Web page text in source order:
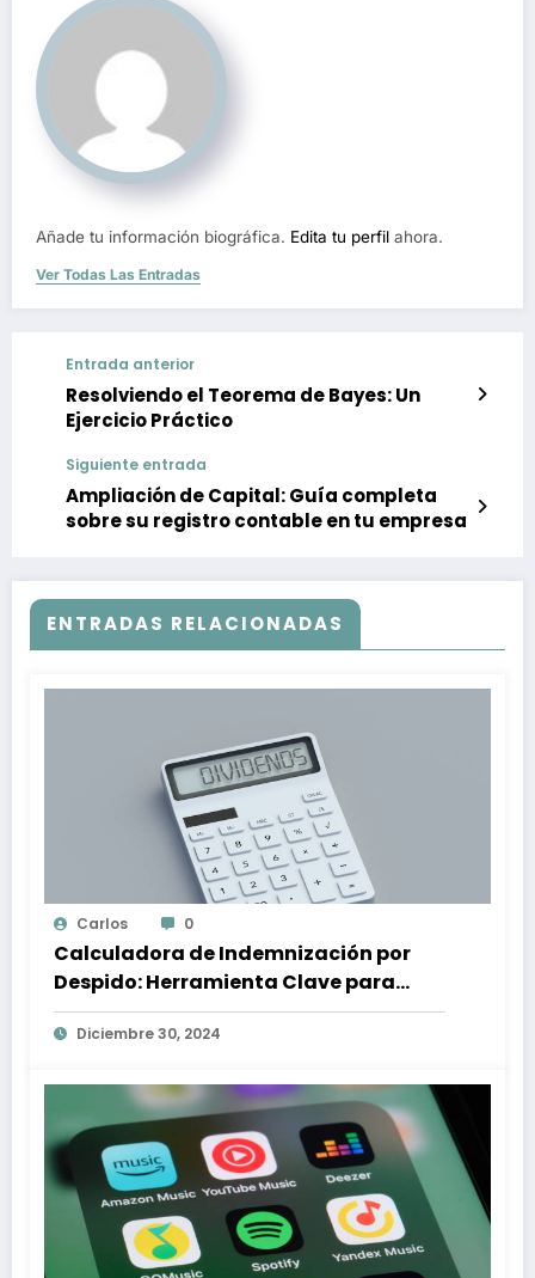
Añade tu información biográfica. Edita tu perfil ahora.
Ver Todas Las Entradas
Entrada anterior
Resolviendo el Teorema de Bayes: Un
Ejercicio Práctico
Siguiente entrada
Ampliación de Capital: Guía completa
sobre su registro contable en tu empresa
ENTRADAS RELACIONADAS
Carlos 0
Calculadora de Indemnización por
Despido: Herramienta Clave para
Proteger tus Derechos Laborales
Diciembre 30, 2024